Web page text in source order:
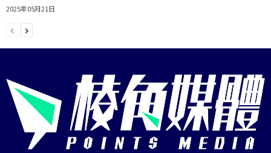
2025年05月21日